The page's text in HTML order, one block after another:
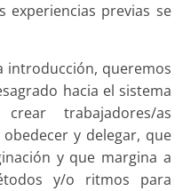
experiencias previas se
introducción, queremos
hacia el sistema
trabajadores/as
y delegar, que
y que margina a
y/o ritmos para